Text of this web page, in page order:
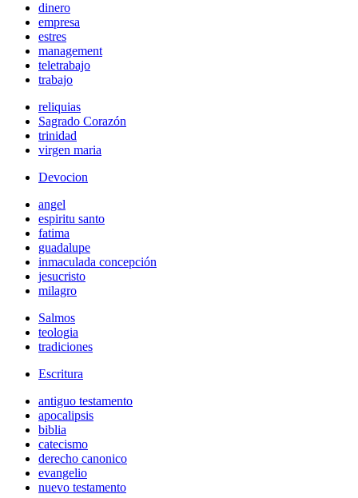
dinero
empresa
estres
management
teletrabajo
trabajo
reliquias
Sagrado Corazón
trinidad
virgen maria
Devocion
angel
espiritu santo
fatima
guadalupe
inmaculada concepción
jesucristo
milagro
Salmos
teologia
tradiciones
Escritura
antiguo testamento
apocalipsis
biblia
catecismo
derecho canonico
evangelio
nuevo testamento